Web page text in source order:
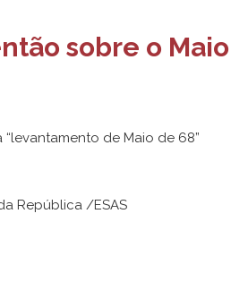
sobre o Maio
“levantamento de Maio de 68”
República /ESAS